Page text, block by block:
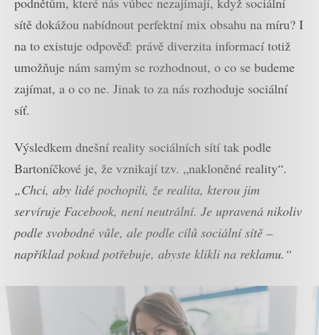
sítě dokážou nabídnout perfektní mix obsahu na míru? I
na to existuje odpověď: právě diverzita informací totiž
umožňuje nám samým se rozhodnout, o co se budeme
zajímat, a o co ne. Jinak to za nás rozhoduje sociální
síť.
Výsledkem dnešní reality sociálních sítí tak podle
Bartoníčkové je, že vznikají tzv. „nakloněné reality“.
„Chci, aby lidé pochopili, že realita, kterou jim
servíruje Facebook, není neutrální. Je upravená nikoliv
podle svobodné vůle, ale podle cílů sociální sítě –
například pokud potřebuje, abyste klikli na reklamu.“